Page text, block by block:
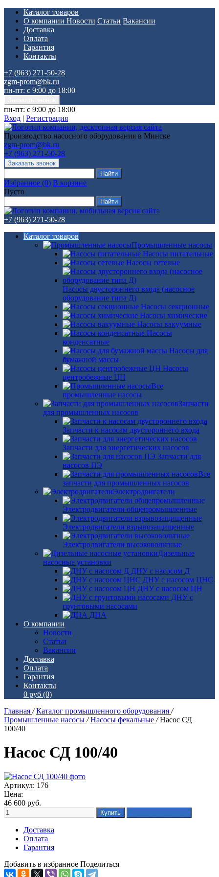
Каталог товаров
О компании Новости Статьи Вакансии
Доставка
Оплата
Гарантия
Контакты
+7 (963) 271-50-28
zgm-prom@bk.ru
пн-пт: с 9:00 до 18:00
пн-пт: с 9:00 до 18:00
Вход | Регистрация
Производство насосного оборудования в Минске
zgm-prom@bk.ru
+7 (963) 271-50-28
Избранное (0) В корзине
Пусто
+7 (963) 271-50-28
Каталог товаров
Промышленные насосы
Насосы питательные
Насосы сетевые
Насосы двустороннего входа (насосное
оборудование типа Д)
Насосы секционные
Насосы химические
Насосы вакуумные
Насосы
конденсатные
Насосы для
бумажной массы
Насосы
центробежные ЦН
Все
промышленные насосы
Запчасти
для промышленных насосов
Запчасти к насосам двустороннего входа
Запчасти для энергетических насосов
Запчасти для
насосов ПЭ
Все
запчасти для промышленных насосов
Электродвигатели
Электродвигатели общепромышленные
Электродвигатели взрывозащищенные
Электродвигатели высоковольтные
Дизельные
насосные установки
ДНУ с насосом Д
ДНУ с насосом ЦНС
ДНУ с насосом ЦН
ДНУ с
грунтовыми насосами
ДНА
О компании
Новости
Статьи
Вакансии
Доставка
Оплата
Гарантия
Контакты
0 руб (0)
Главная / Каталог промышленного оборудования /
Промышленные насосы / Насосы фекальные / Насос СД
100/40
Насос СД 100/40
Артикул: 176
Цена:
46 600 руб.
Доставка
Оплата
Гарантия
Добавить в избранное Поделиться